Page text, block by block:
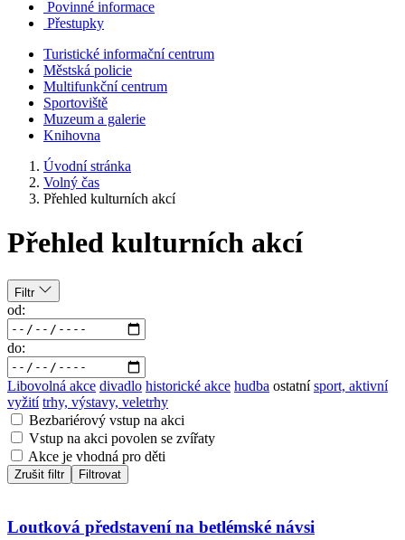
Povinné informace
Přestupky
Turistické informační centrum
Městská policie
Multifunkční centrum
Sportoviště
Muzeum a galerie
Knihovna
Úvodní stránka
Volný čas
Přehled kulturních akcí
Přehled kulturních akcí
Filtr
od:
do:
Libovolná akce divadlo historické akce hudba ostatní sport, aktivní
vyžití trhy, výstavy, veletrhy
Bezbariérový vstup na akci
Vstup na akci povolen se zvířaty
Akce je vhodná pro děti
Zrušit filtr Filtrovat
Loutková představení na betlémské návsi